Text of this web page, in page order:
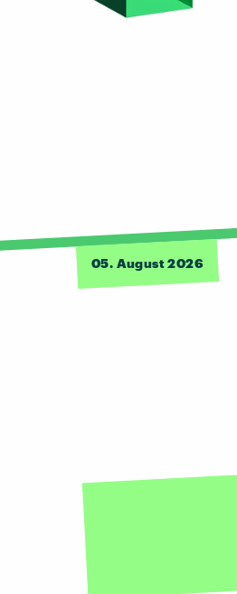
05. August 2026